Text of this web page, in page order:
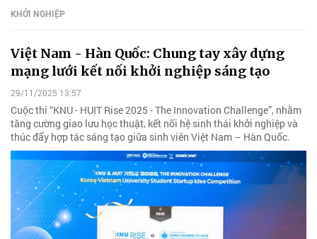
thực tiễn.
KHỞI NGHIỆP
Việt Nam - Hàn Quốc: Chung tay xây dựng
mạng lưới kết nối khởi nghiệp sáng tạo
29/11/2025 13:57
Cuộc thi “KNU - HUIT Rise 2025 - The Innovation Challenge”, nhằm
tăng cường giao lưu học thuật, kết nối hệ sinh thái khởi nghiệp và
thúc đẩy hợp tác sáng tạo giữa sinh viên Việt Nam – Hàn Quốc.